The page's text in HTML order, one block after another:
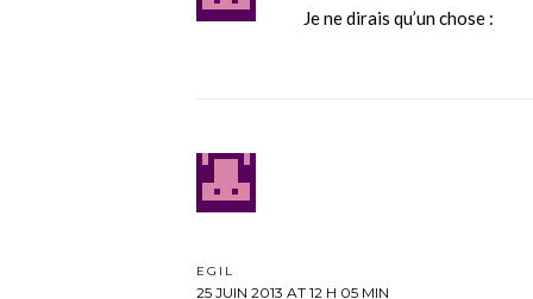
Je ne dirais qu’un chose :
EGIL
25 JUIN 2013 AT 12 H 05 MIN